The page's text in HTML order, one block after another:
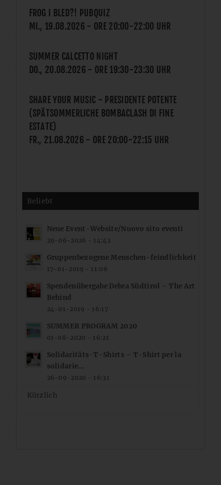
FROG I BLED?! PUBQUIZ
MI., 19.08.2026 - ORE 20:00-22:00 UHR
SUMMER CALCETTO NIGHT
DO., 20.08.2026 - ORE 19:30-23:30 UHR
SHARE YOUR MUSIC - PRESIDENTE POTENTE
(SPÄTSOMMERLICHE BOMBACLASH DI FINE
ESTATE)
FR., 21.08.2026 - ORE 20:00-22:15 UHR
Beliebt
Neue Event-Website/Nuovo sito eventi
29-06-2026 - 14:42
Gruppenbezogene Menschen-feindlichkeit
17-01-2019 - 11:06
Spendenübergabe Debra Südtirol – The Art
Behind
24-01-2019 - 16:17
SUMMER PROGRAM 2020
01-08-2020 - 16:21
Solidaritäts-T-Shirts – T-Shirt per la
solidarie...
26-09-2020 - 16:31
Kürzlich